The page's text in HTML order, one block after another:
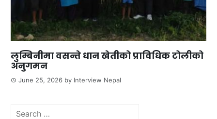
लुम्बिनीमा वसन्ते धान खेतीको प्राविधिक टोलीको
अनुगमन
June 25, 2026 by Interview Nepal
Search